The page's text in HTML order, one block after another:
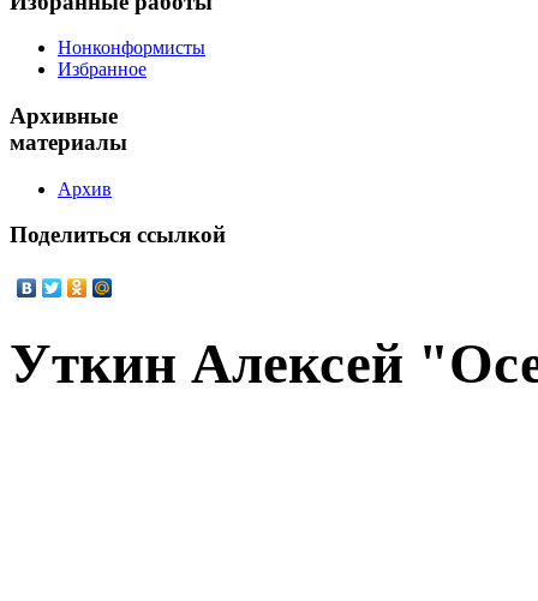
Нонконформисты
Избранное
Архивные
материалы
Архив
Поделиться ссылкой
Уткин Алексей